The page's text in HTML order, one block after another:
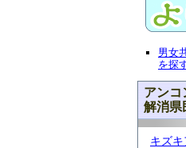
男女
を探
アンコ
解消県
キズ